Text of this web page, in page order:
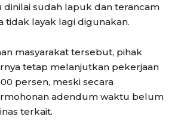
dinilai sudah lapuk dan terancam
tidak layak lagi digunakan.
masyarakat tersebut, pihak
tetap melanjutkan pekerjaan
persen, meski secara
adendum waktu belum
terkait.